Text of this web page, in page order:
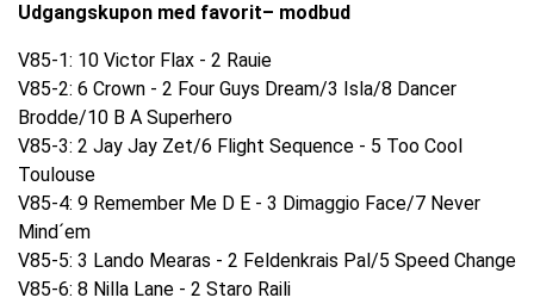
Udgangskupon med favorit– modbud
V85-1: 10 Victor Flax - 2 Rauie
V85-2: 6 Crown - 2 Four Guys Dream/3 Isla/8 Dancer
Brodde/10 B A Superhero
V85-3: 2 Jay Jay Zet/6 Flight Sequence - 5 Too Cool
Toulouse
V85-4: 9 Remember Me D E - 3 Dimaggio Face/7 Never
Mind´em
V85-5: 3 Lando Mearas - 2 Feldenkrais Pal/5 Speed Change
V85-6: 8 Nilla Lane - 2 Staro Raili